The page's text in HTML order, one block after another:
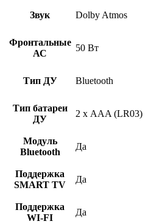
Звук Dolby Atmos
Фронтальные
АС
50 Вт
Тип ДУ Bluetooth
Тип батареи
ДУ
2 х AAA (LR03)
Модуль
Bluetooth
Да
Поддержка
SMART TV
Да
Поддержка
WI-FI
Да